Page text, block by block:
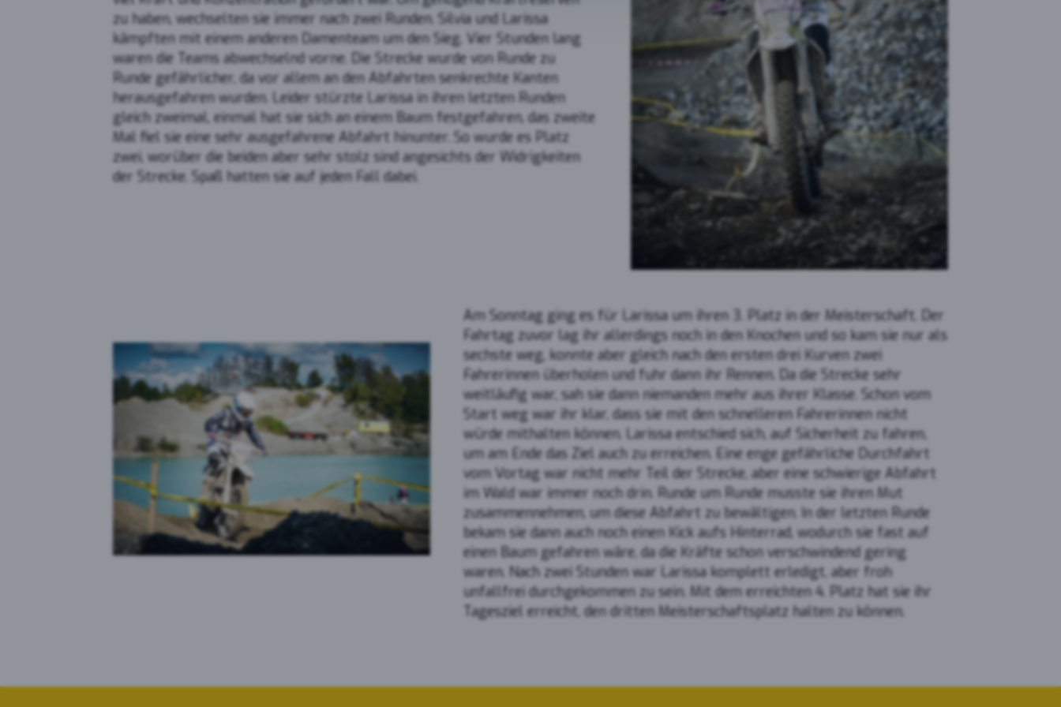
zu haben, wechselten sie immer nach zwei Runden. Silvia und Larissa
kämpften mit einem anderen Damenteam um den Sieg. Vier Stunden lang
waren die Teams abwechselnd vorne. Die Strecke wurde von Runde zu
Runde gefährlicher, da vor allem an den Abfahrten senkrechte Kanten
herausgefahren wurden. Leider stürzte Larissa in ihren letzten Runden
gleich zweimal, einmal hat sie sich an einem Baum festgefahren, das zweite
Mal fiel sie eine sehr ausgefahrene Abfahrt hinunter. So wurde es Platz
zwei, worüber die beiden aber sehr stolz sind angesichts der Widrigkeiten
der Strecke. Spaß hatten sie auf jeden Fall dabei.
Am Sonntag ging es für Larissa um ihren 3. Platz in der Meisterschaft. Der
Fahrtag zuvor lag ihr allerdings noch in den Knochen und so kam sie nur als
sechste weg, konnte aber gleich nach den ersten drei Kurven zwei
Fahrerinnen überholen und fuhr dann ihr Rennen. Da die Strecke sehr
weitläufig war, sah sie dann niemanden mehr aus ihrer Klasse. Schon vom
Start weg war ihr klar, dass sie mit den schnelleren Fahrerinnen nicht
würde mithalten können. Larissa entschied sich, auf Sicherheit zu fahren,
um am Ende das Ziel auch zu erreichen. Eine enge gefährliche Durchfahrt
vom Vortag war nicht mehr Teil der Strecke, aber eine schwierige Abfahrt
im Wald war immer noch drin. Runde um Runde musste sie ihren Mut
zusammennehmen, um diese Abfahrt zu bewältigen. In der letzten Runde
bekam sie dann auch noch einen Kick aufs Hinterrad, wodurch sie fast auf
einen Baum gefahren wäre, da die Kräfte schon verschwindend gering
waren. Nach zwei Stunden war Larissa komplett erledigt, aber froh
unfallfrei durchgekommen zu sein. Mit dem erreichten 4. Platz hat sie ihr
Tagesziel erreicht, den dritten Meisterschaftsplatz halten zu können.
Youtube